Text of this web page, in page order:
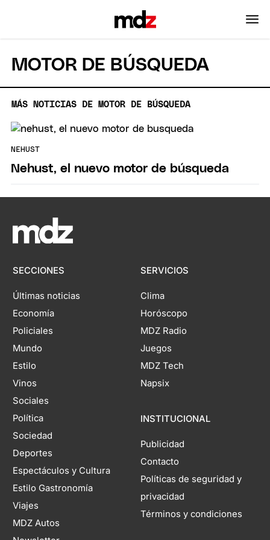
MOTOR DE BÚSQUEDA
MÁS NOTICIAS DE MOTOR DE BÚSQUEDA
NEHUST
Nehust, el nuevo motor de búsqueda
SECCIONES
Últimas noticias
Economía
Policiales
Mundo
Estilo
Vinos
Sociales
Política
Sociedad
Deportes
Espectáculos y Cultura
Estilo Gastronomía
Viajes
MDZ Autos
SERVICIOS
Clima
Horóscopo
MDZ Radio
Juegos
MDZ Tech
Napsix
INSTITUCIONAL
Publicidad
Contacto
Políticas de seguridad y
privacidad
Términos y condiciones